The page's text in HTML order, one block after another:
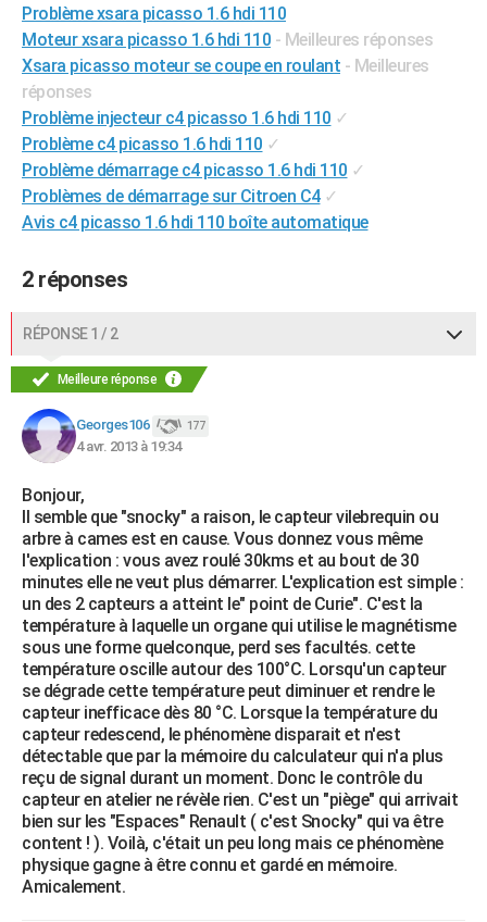
Dictionnaire
Biographies
Citations
Expressions
Proverbes
PROGRAMME TV
COPAINS D'AVANT
S'inscrire
Se connecter
Lycées
Collèges
Primaires
Universités
Entreprises
Service militaire
Avis de recherche
AVIS DE DÉCÈS
FORUM
Bricolage
Lifestyle
Culture
Sport
Auto
Television
Voyage
Cinema
Problème xsara picasso 1.6 hdi 110
Moteur xsara picasso 1.6 hdi 110 - Meilleures réponses
Xsara picasso moteur se coupe en roulant - Meilleures
réponses
Problème injecteur c4 picasso 1.6 hdi 110 ✓
Problème c4 picasso 1.6 hdi 110 ✓
Problème démarrage c4 picasso 1.6 hdi 110 ✓
Problèmes de démarrage sur Citroen C4 ✓
Avis c4 picasso 1.6 hdi 110 boîte automatique
2 réponses
RÉPONSE 1 / 2
Meilleure réponse
Georges106 177
4 avr. 2013 à 19:34
Bonjour,
Il semble que "snocky" a raison, le capteur vilebrequin ou
arbre à cames est en cause. Vous donnez vous même
l'explication : vous avez roulé 30kms et au bout de 30
minutes elle ne veut plus démarrer. L'explication est simple :
un des 2 capteurs a atteint le" point de Curie". C'est la
température à laquelle un organe qui utilise le magnétisme
sous une forme quelconque, perd ses facultés. cette
température oscille autour des 100°C. Lorsqu'un capteur
se dégrade cette température peut diminuer et rendre le
capteur inefficace dès 80 °C. Lorsque la température du
capteur redescend, le phénomène disparait et n'est
détectable que par la mémoire du calculateur qui n'a plus
reçu de signal durant un moment. Donc le contrôle du
capteur en atelier ne révèle rien. C'est un "piège" qui arrivait
bien sur les "Espaces" Renault ( c'est Snocky" qui va être
content ! ). Voilà, c'était un peu long mais ce phénomène
physique gagne à être connu et gardé en mémoire.
Amicalement.